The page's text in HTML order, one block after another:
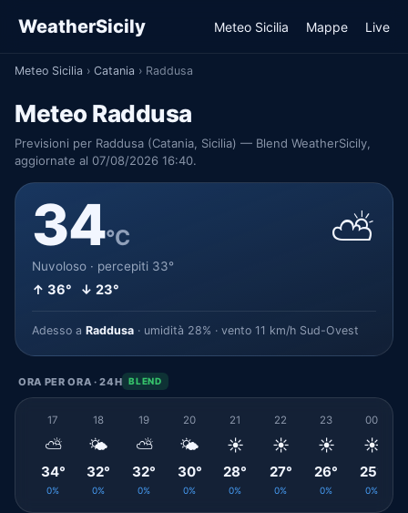
WeatherSicily Meteo Sicilia Mappe Live
Meteo Sicilia › Catania › Raddusa
Meteo Raddusa
Previsioni per Raddusa (Catania, Sicilia) — Blend WeatherSicily,
aggiornate al 07/08/2026 16:40.
34°C
Nuvoloso · percepiti 33°
↑ 36° ↓ 23°
⛅
Adesso a Raddusa · umidità 28% · vento 11 km/h Sud-Ovest
ORA PER ORA · 24H BLEND
17
⛅
34°
0%
18
🌤️
32°
0%
19
⛅
32°
0%
20
🌤️
30°
0%
21
☀️
28°
0%
22
☀️
27°
0%
23
☀️
26°
0%
00
☀️
25°
0%